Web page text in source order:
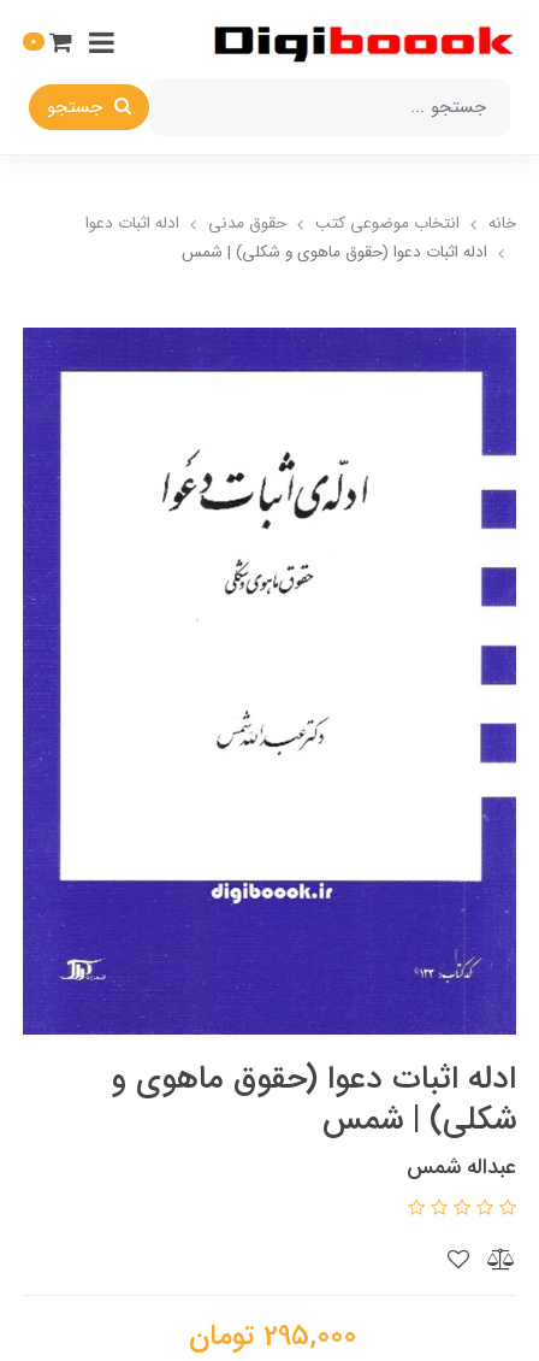
جستجو
0
خانه انتخاب​ موضوعي​ کتب حقوق مدني
ادله اثبات دعوا
ادله اثبات دعوا (حقوق ماهوی و شکلی) | شمس
ادله اثبات دعوا (حقوق ماهوی و
شکلی) | شمس
عبداله شمس
295,000 تومان